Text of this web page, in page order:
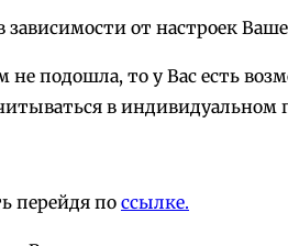
от настроек
подошла, то у Вас есть
в индивидуальном
перейдя поссылке.